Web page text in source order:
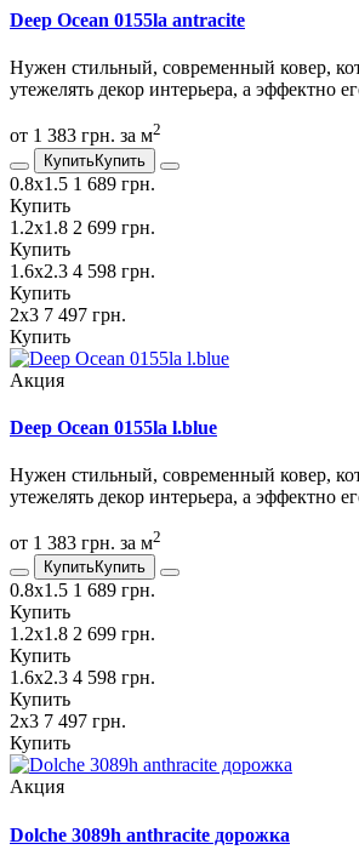
Deep Ocean 0155la antracite
Нужен стильный, современный ковер,
утежелять декор интерьера, а эффектно
от 1 383 грн. за м2
КупитьКупить
0.8х1.5 1 689 грн.
Купить
1.2х1.8 2 699 грн.
Купить
1.6х2.3 4 598 грн.
Купить
2х3 7 497 грн.
Купить
Акция
Deep Ocean 0155la l.blue
Нужен стильный, современный ковер,
утежелять декор интерьера, а эффектно
от 1 383 грн. за м2
КупитьКупить
0.8х1.5 1 689 грн.
Купить
1.2х1.8 2 699 грн.
Купить
1.6х2.3 4 598 грн.
Купить
2х3 7 497 грн.
Купить
Акция
Dolche 3089h anthracite дорожка